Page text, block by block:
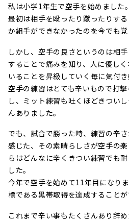
私は小学1年生で空手を始めました。
最初は相手を殴ったり蹴ったりす
か組手ができなかったのを今でも覚
しかし、空手の良さというのは相
することで痛みを知り、人に優し
いることを昇級していく毎に気付き
空手の練習はとても辛いもので打
し、ミット練習も吐くほどきつい
んありました。
でも、試合で勝った時、練習の辛
感じた、その素晴らしさが空手の
らはどんなに辛くきつい練習でも
した。
今年で空手を始めて11年目になり
標である黒帯取得を達成することが
これまで辛い事もたくさんあり辞